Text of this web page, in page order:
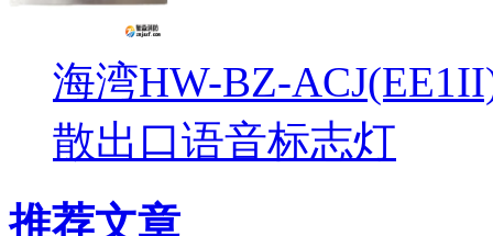
海湾HW-BZ-
散出口语音标志灯
推荐文章